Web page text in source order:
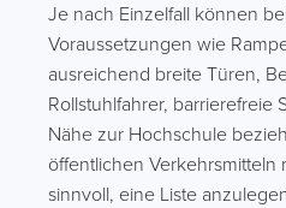
Je nach Einzelfall können
Voraussetzungen wie
ausreichend breite Türen,
Rollstuhlfahrer, barrierefreie
Nähe zur Hochschule
öffentlichen Verkehrsmitteln
sinnvoll, eine Liste